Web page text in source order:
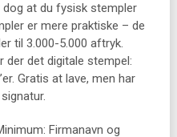
at du fysisk stempler
er mere praktiske – de
til 3.000-5.000 aftryk.
der det digitale stempel:
Gratis at lave, men har
Firmanavn og